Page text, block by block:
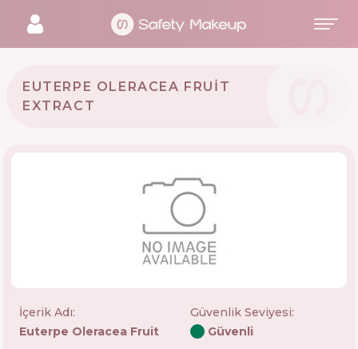
EUTERPE OLERACEA FRUIT
EXTRACT
İçerik Adı:
Euterpe Oleracea Fruit
Güvenlik Seviyesi:
Güvenli